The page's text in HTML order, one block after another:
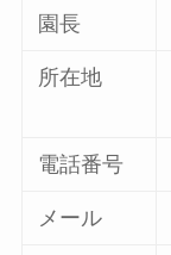
園長
所在地
電話番号
メール